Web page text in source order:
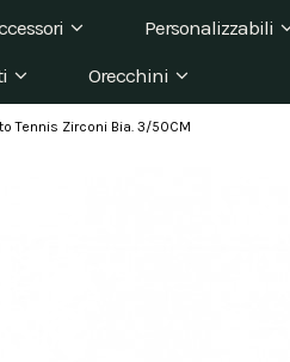
Personalizzabili
Orecchini
Tennis Zirconi Bia. 3/50CM